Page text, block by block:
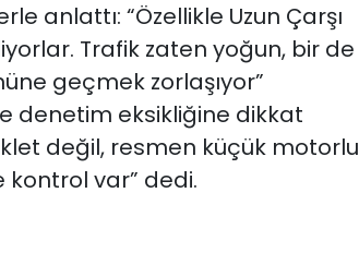
anlattı: “Özellikle Uzun Çarşı
Trafik zaten yoğun, bir de
geçmek zorlaşıyor”
denetim eksikliğine dikkat
değil, resmen küçük motorlu
var” dedi.